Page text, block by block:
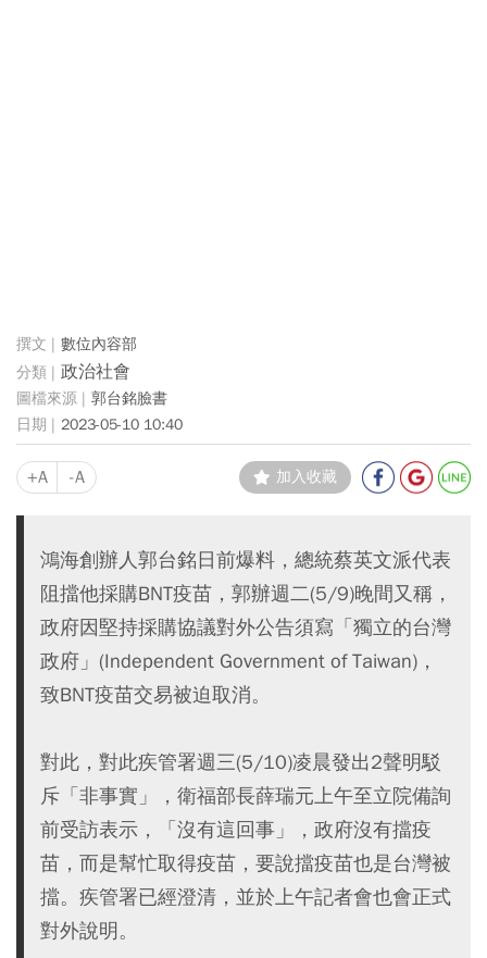
數位內容部
政治社會
郭台銘臉書
2023-05-10 10:40
+A -A 加入收藏
鴻海創辦人郭台銘日前爆料，總統蔡英文派代表
阻擋他採購BNT疫苗，郭辦週二(5/9)晚間又稱，
政府因堅持採購協議對外公告須寫「獨立的台灣
政府」(Independent Government of Taiwan)，
致BNT疫苗交易被迫取消。
對此，對此疾管署週三(5/10)凌晨發出2聲明駁
斥「非事實」，衛福部長薛瑞元上午至立院備詢
前受訪表示，「沒有這回事」，政府沒有擋疫
苗，而是幫忙取得疫苗，要說擋疫苗也是台灣被
擋。疾管署已經澄清，並於上午記者會也會正式
對外說明。